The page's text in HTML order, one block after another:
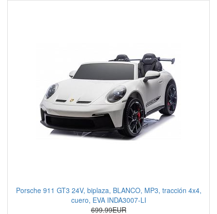
Porsche 911 GT3 24V, biplaza, BLANCO, MP3, tracción 4x4,
cuero, EVA INDA3007-LI
699.99EUR